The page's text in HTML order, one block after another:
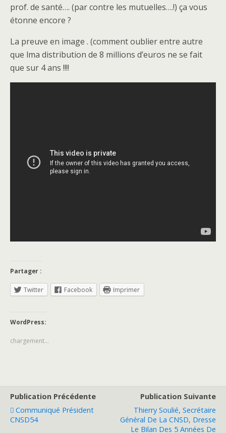
prof. de santé…. (par contre les mutuelles….!) ça vous
étonne encore ?
La preuve en image . (comment oublier entre autre
que lma distribution de 8 millions d’euros ne se fait
que sur 4 ans !!!!
Partager :
Twitter Facebook Imprimer
WordPress:
chargement…
Publication Précédente
Communiqué Président
CNSD54
Publication Suivante
Thierry Soulié, Secrétaire
Général De La CNSD, Dresse
Le Bilan Des 5 Années De